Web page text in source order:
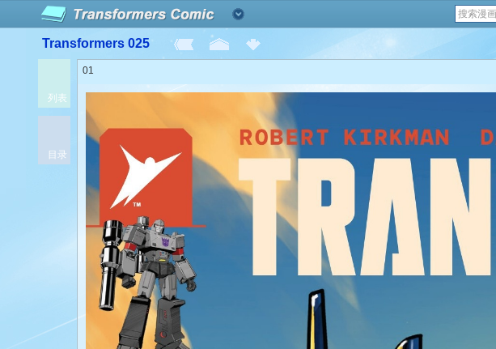
Transformers 025
列表
目录
01